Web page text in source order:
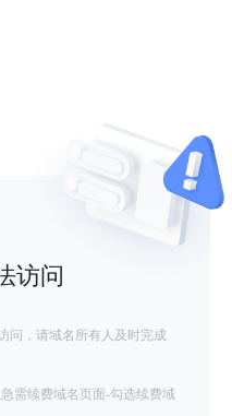
访问
问，请域名所有人及时完成
需续费域名页面-勾选续费域